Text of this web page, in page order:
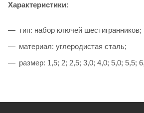
Характеристики:
тип: набор ключей шестигранников;
материал: углеродистая сталь;
размер: 1,5; 2; 2,5; 3,0; 4,0; 5,0; 5,5;